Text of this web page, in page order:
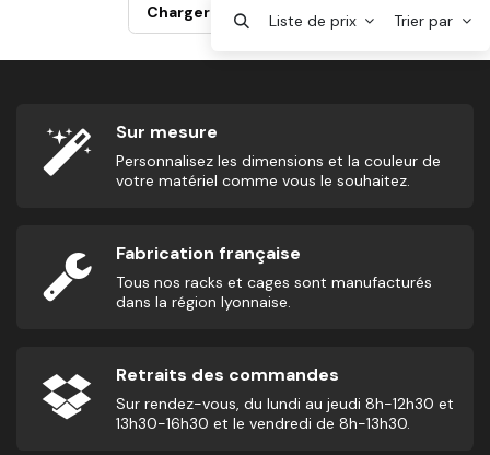
Charger plus de produits
Liste de prix Trier par
Sur mesure
Personnalisez les dimensions et la couleur de
votre matériel comme vous le souhaitez.
Fabrication française
Tous nos racks et cages sont manufacturés
dans la région lyonnaise.
Retraits des commandes
Sur rendez-vous, du lundi au jeudi 8h-12h30 et
13h30-16h30 et le vendredi de 8h-13h30.